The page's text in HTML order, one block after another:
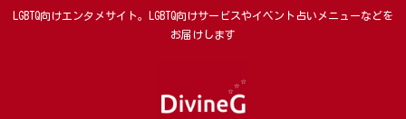
LGBTQ向けエンタメサイト。LGBTQ向けサービスやイベント占いメニューなどを
お届けします